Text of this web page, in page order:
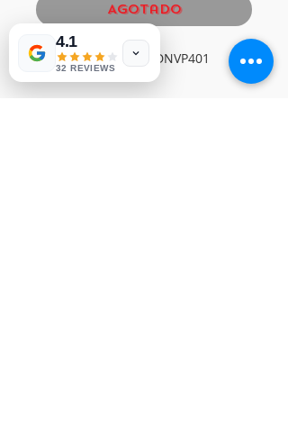
Agotado
PHILIPS MAIN BOARDNVP401
4.1
32 REVIEWS